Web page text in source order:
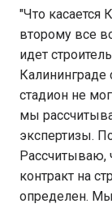
"Что касается
второму все
идет
стадион не
мы
экспертизы.
Рассчитываю,
контракт на
определен.